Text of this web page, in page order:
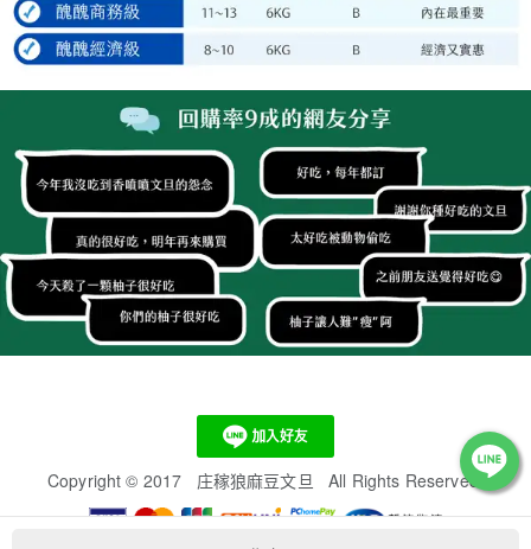
Copyright© 2017 庄稼狼麻豆文旦 All Rights Reserved.